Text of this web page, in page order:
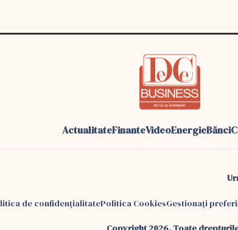
ActualitateFinanteVideoEnergieBănci
de confidențialitatePolitica CookiesGestionați